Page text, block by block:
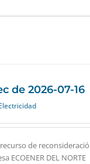
de 2026-07-16
de
ECOENER DEL NORTE